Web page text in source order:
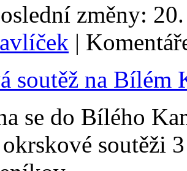
změny:
|
soutěž na Bílém
se do Bílého
soutěži